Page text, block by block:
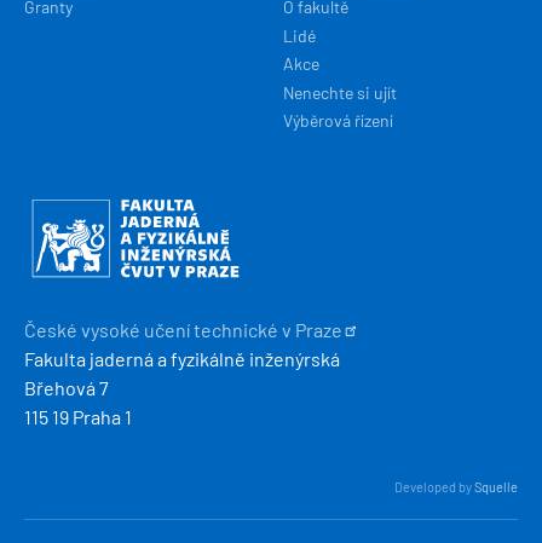
Granty
O fakultě
Lidé
Akce
Nenechte si ujít
Výběrová řízení
Obrázek
České vysoké učení technické v Praze
Fakulta jaderná a fyzikálně inženýrská
Břehová 7
115 19 Praha 1
Developed bySquelle